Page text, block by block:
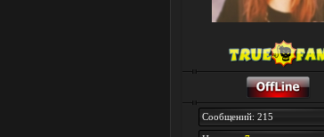
Сообщений: 215